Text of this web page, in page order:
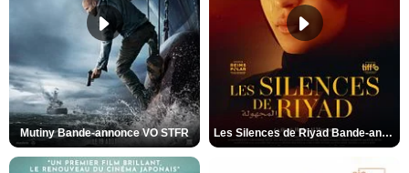
Mutiny Bande-annonce VO STFR Les Silences de Riyad Bande-annonce VO STFR